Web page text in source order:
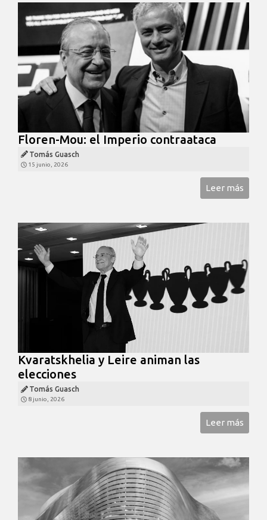
Floren-Mou: el Imperio contraataca
Tomás Guasch
15 junio, 2026
Leer más
Kvaratskhelia y Leire animan las
elecciones
Tomás Guasch
8 junio, 2026
Leer más